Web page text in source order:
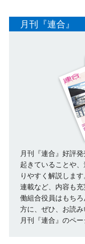
月刊『連合』
月刊『連合』好評
起きていることや
りやすく解説しま
連載など、内容も
働組合役員はもち
方に、ぜひ、お読
月刊『連合』のペー